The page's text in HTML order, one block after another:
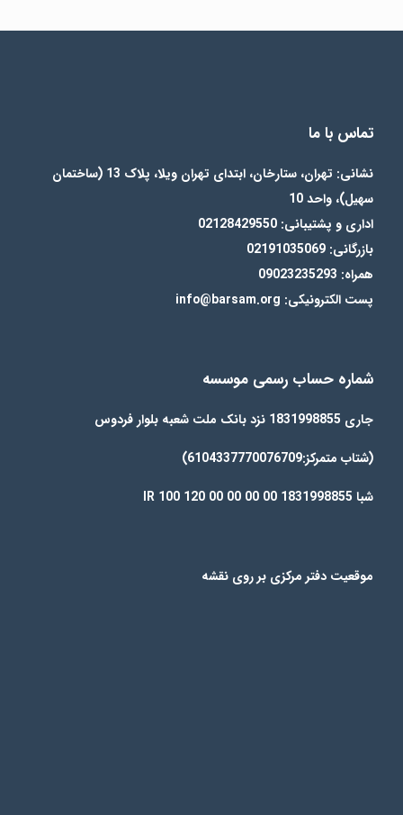
تماس با ما
نشانی: تهران، ستارخان، ابتدای تهران ویلا، پلاک 13 (ساختمان
سهیل)، واحد 10
اداری و پشتیبانی: 02128429550
بازرگانی: 02191035069
همراه: 09023235293
پست الکترونیکی: info@barsam.org
شماره حساب رسمی موسسه
جاری 1831998855 نزد بانک ملت شعبه بلوار فردوس
(شتاب متمرکز:6104337770076709)
شبا IR 100 120 00 00 00 00 1831998855
موقعیت دفتر مرکزی بر روی نقشه